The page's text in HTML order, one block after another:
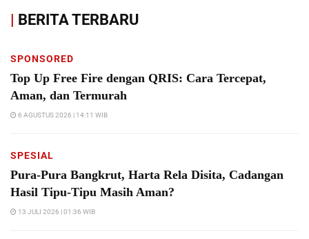
| BERITA TERBARU
SPONSORED
Top Up Free Fire dengan QRIS: Cara Tercepat,
Aman, dan Termurah
6 AGUSTUS 2026 | 14:11 WIB
SPESIAL
Pura-Pura Bangkrut, Harta Rela Disita, Cadangan
Hasil Tipu-Tipu Masih Aman?
13 JULI 2026 | 01:36 WIB